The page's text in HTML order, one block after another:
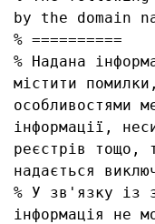
by the domain
% ==========
% Надана
містити
особливостями
інформації,
реєстрів тощо,
надається
% У зв'язку із
інформація не